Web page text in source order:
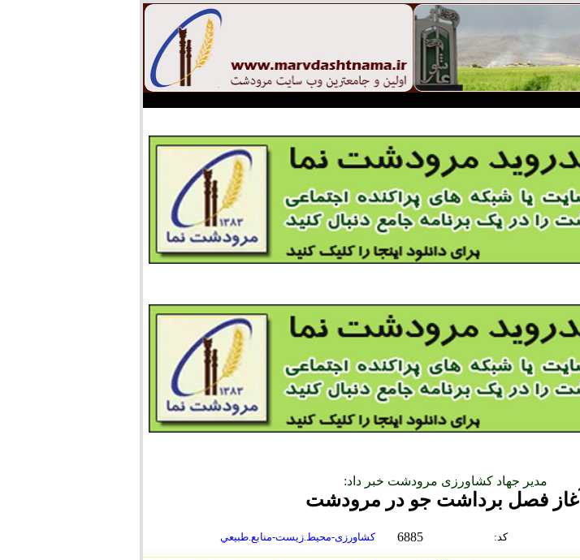
مدیر جهاد کشاورزی مرودشت خبر داد:
آغاز فصل برداشت جو در مرودشت
کشاورزی-محيط.زيست-منابع.طبيعي 6885 :كد